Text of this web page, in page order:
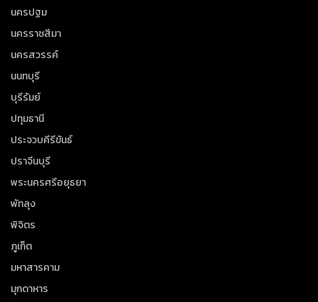
นครปฐม
นครราชสีมา
นครสวรรค์
นนทบุรี
บุรีรัมย์
ปทุมธานี
ประจวบคีรีขันธ์
ปราจีนบุรี
พระนครศรีอยุธยา
พัทลุง
พิจิตร
ภูเก็ต
มหาสารคาม
มุกดาหาร